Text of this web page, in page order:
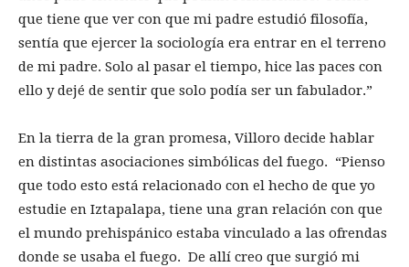
que tiene que ver con que mi padre estudió filosofía,
sentía que ejercer la sociología era entrar en el terreno
de mi padre. Solo al pasar el tiempo, hice las paces con
ello y dejé de sentir que solo podía ser un fabulador.”
En la tierra de la gran promesa, Villoro decide hablar
en distintas asociaciones simbólicas del fuego. “Pienso
que todo esto está relacionado con el hecho de que yo
estudie en Iztapalapa, tiene una gran relación con que
el mundo prehispánico estaba vinculado a las ofrendas
donde se usaba el fuego. De allí creo que surgió mi